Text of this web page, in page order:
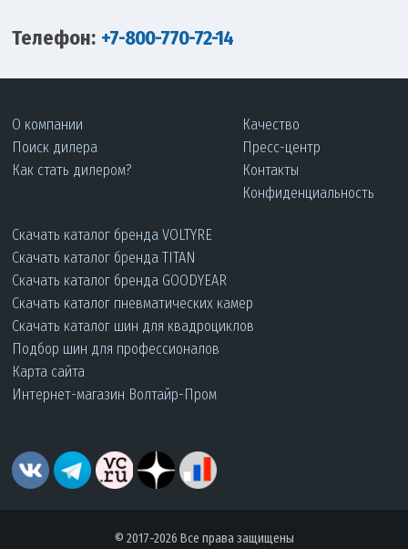
Телефон: +7-800-770-72-14
О компании
Поиск дилера
Как стать дилером?
Качество
Пресс-центр
Контакты
Конфиденциальность
Скачать каталог бренда VOLTYRE
Скачать каталог бренда TITAN
Скачать каталог бренда GOODYEAR
Скачать каталог пневматических камер
Скачать каталог шин для квадроциклов
Подбор шин для профессионалов
Карта сайта
Интернет-магазин Волтайр-Пром
© 2017-2026 Все права защищены